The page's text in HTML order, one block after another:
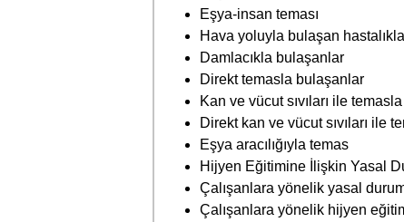
Eşya aracılığıyla temas
Hijyen Eğitimine İlişkin Yasal
Çalışanlara yönelik yasal durum
Çalışanlara yönelik hijyen
Çalışanlara yönelik hijyen
Çalışanlara yönelik yaptırımlar
İş yeri sahiplerine ve
İş yeri sahiplerinin ve
İş yeri sahiplerinin ve
İş yeri sahiplerine ve